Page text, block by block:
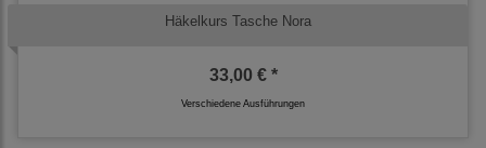
Häkelkurs Tasche Nora
33,00 € *
Verschiedene Ausführungen